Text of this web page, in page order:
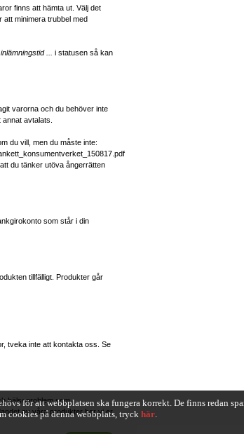
finns att hämta ut. Välj det
att minimera trubbel med
...
i statusen så kan
varorna och du behöver inte
avtalats.
du vill, men du måste inte:
du tänker utöva ångerrätten
som står i din
tillfälligt. Produkter går
tveka inte att kontakta oss. Se
hälsoproblem som
av våra produkter ber vi er
för att webbplatsen ska fungera korrekt. De finns redan
cookies på denna webbplats, tryck här.